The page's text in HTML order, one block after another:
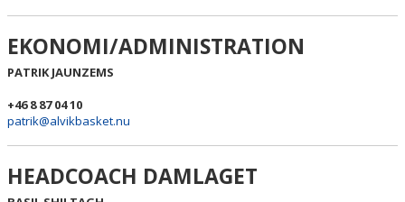
EKONOMI/ADMINISTRATION
PATRIK JAUNZEMS
+46 8 87 04 10
patrik@alvikbasket.nu
HEADCOACH DAMLAGET